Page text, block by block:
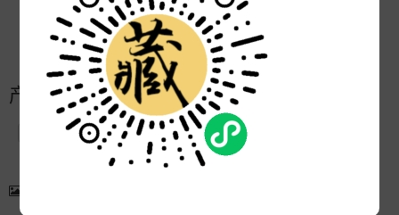
厂商:
景德镇和天下陶瓷有限公司
更新:
2016-12-06 15:20:25
产品简介